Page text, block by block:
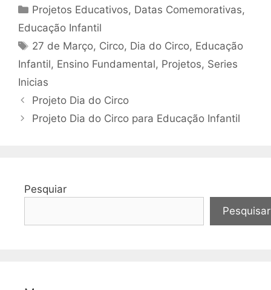
Categorias
Projetos Educativos, Datas Comemorativas,
Educação Infantil
Tags
27 de Março, Circo, Dia do Circo, Educação
Infantil, Ensino Fundamental, Projetos, Series
Inicias
Projeto Dia do Circo
Projeto Dia do Circo para Educação Infantil
Pesquiar
Pesquisar